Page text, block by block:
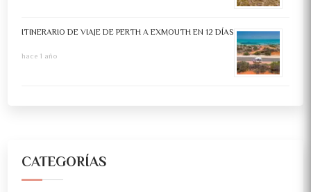
ITINERARIO DE VIAJE DE PERTH A EXMOUTH EN 12 DÍAS
hace 1 año
CATEGORÍAS